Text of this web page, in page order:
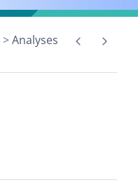
Analyses